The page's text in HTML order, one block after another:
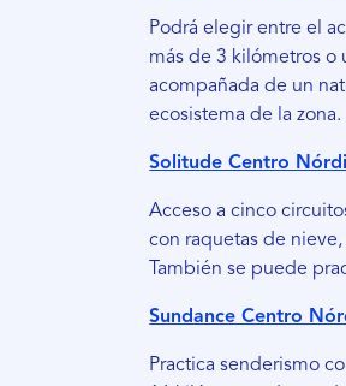
Podrá elegir entre el
más de 3 kilómetros o
acompañada de un
ecosistema de la zona.
Solitude Centro
Acceso a cinco
con raquetas de
También se puede
Sundance Centro
Practica senderismo